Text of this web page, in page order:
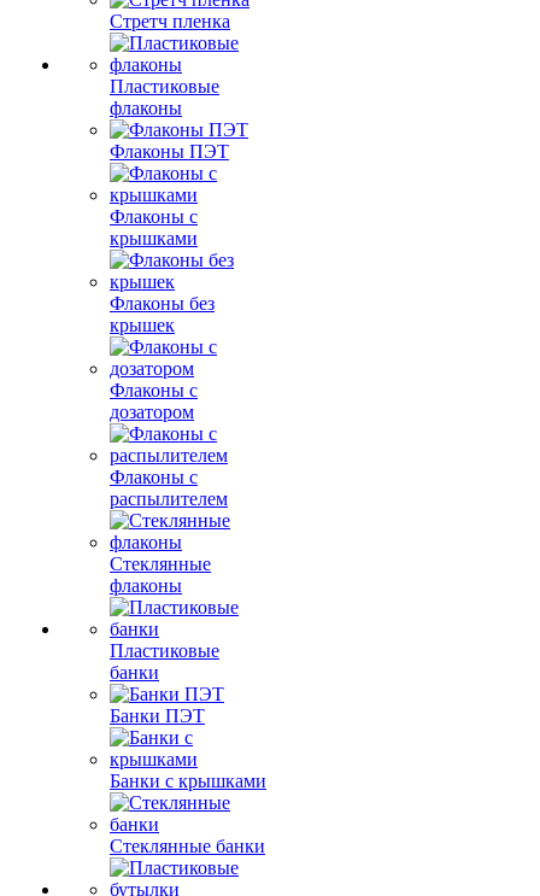
Стретч пленка
Пластиковые
флаконы
Флаконы ПЭТ
Флаконы с
крышками
Флаконы без
крышек
Флаконы с
дозатором
Флаконы с
распылителем
Стеклянные
флаконы
Пластиковые
банки
Банки ПЭТ
Банки с крышками
Стеклянные банки